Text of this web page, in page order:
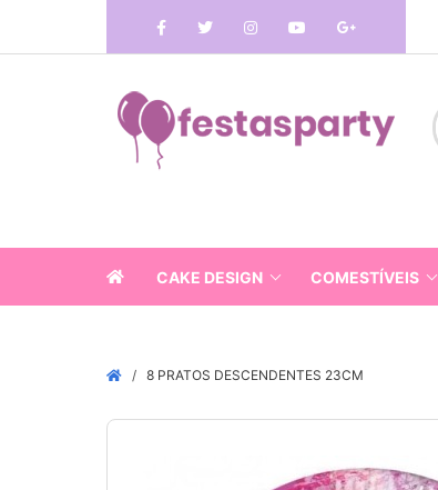
CAKE DESIGN COMESTÍVEIS
8 PRATOS DESCENDENTES 23CM